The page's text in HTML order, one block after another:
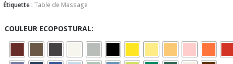
Étiquette : Table de Massage
COULEUR ECOPOSTURAL